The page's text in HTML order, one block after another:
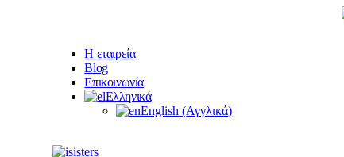
Η εταιρεία
Blog
Επικοινωνία
Ελληνικά
English (Αγγλικά)